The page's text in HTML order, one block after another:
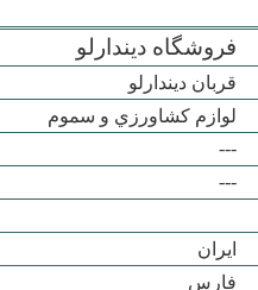
فروشگاه ديندارلو
قربان ديندارلو
لوازم کشاورزي و سموم
---
---
ایران
فارس